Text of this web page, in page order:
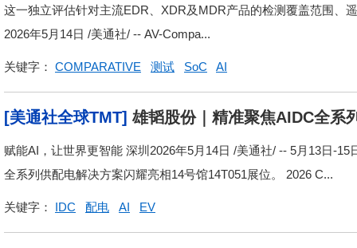
这一独立评估针对主流EDR、XDR及MDR产品的检测覆盖范围、
2026年5月14日 /美通社/ -- AV-Compa...
关键字： COMPARATIVE 测试 SoC AI
[美通社全球TMT] 雄韬股份｜精准聚焦AIDC全系
赋能AI，让世界更智能 深圳2026年5月14日 /美通社/ -- 5月13日-
全系列供配电解决方案闪耀亮相14号馆14T051展位。 2026 C...
关键字： IDC 配电 AI EV